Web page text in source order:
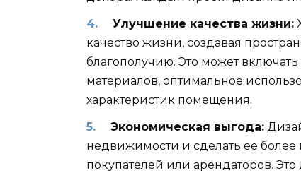
Улучшение качества жизни:
качество жизни, создавая
благополучию. Это может
материалов, оптимальное
характеристик помещения.
Экономическая выгода:
недвижимости и сделать ее
покупателей или арендаторов.